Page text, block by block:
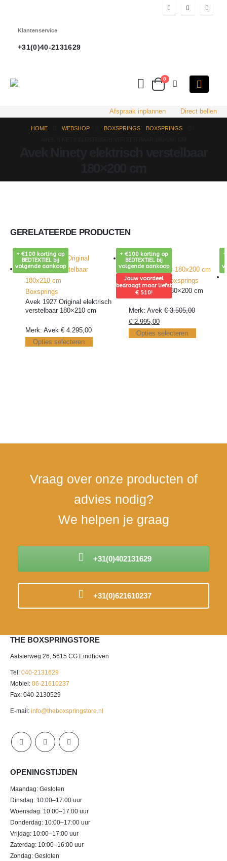
Klantenservice
+31(0)40-2131629
0
Afspraak inplannen Direct bellen
HOME WEBSHOP BOXSPRINGS,
BOXSPRINGS
GERELATEERDE PRODUCTEN
+ €100 korting op
BEDTEXTIEL bij
volgende aankoop
Boxsprings
Avek 1927 Original elektrisch
verstelbaar 180×210 cm
Merk: Avek €4.295,00
Opties selecteren
-15%
+ €100 korting op
BEDTEXTIEL bij
volgende aankoop
Jouw voordeel
bedraagt maar liefst
€ 510!
Boxsprings,
Boxsprings
Avek Ninety 180×200 cm
Merk: Avek €3.505,00
Oorspronkelijke
prijs
€2.995,00Huidige
prijs
Opties selecteren
op
Vraag over onze producten of
advies nodig?
We helpen je graag
+31(0)402131629
+31(0)621610237
THE BOXSPRINGSTORE
Aalsterweg 26, 5615 CG Eindhoven
Tel: 040-2131629
Mobiel: 06-21610237
Fax: 040-2130529
E-mail: info@theboxspringstore.nl
OPENINGSTIJDEN
Maandag: Gesloten
Dinsdag: 10:00–17:00 uur
Woensdag: 10:00–17:00 uur
Donderdag: 10:00–17:00 uur
Vrijdag: 10:00–17:00 uur
Zaterdag: 10:00–16:00 uur
Zondag: Gesloten